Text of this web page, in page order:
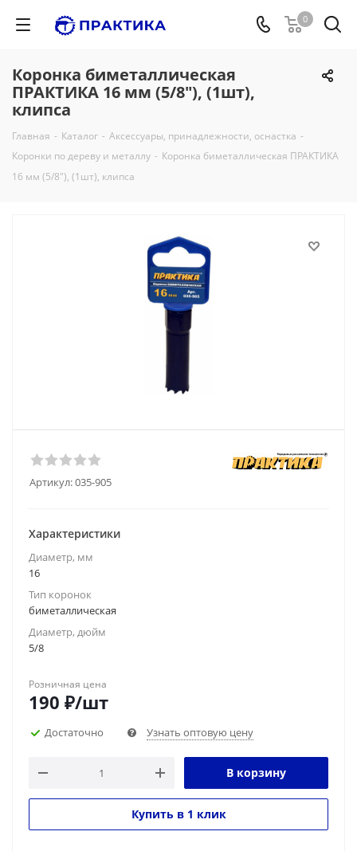
0
Коронка биметаллическая
ПРАКТИКА 16 мм (5/8"), (1шт),
клипса
Главная - Каталог - Аксессуары, принадлежности, оснастка -
Коронки по дереву и металлу - Коронка биметаллическая ПРАКТИКА
16 мм (5/8"), (1шт), клипса
Артикул:035-905
Характеристики
Диаметр, мм
16
Тип коронок
биметаллическая
Диаметр, дюйм
5/8
Розничная цена
190 ₽/шт
Достаточно Узнать оптовую цену
В корзину
Купить в 1 клик